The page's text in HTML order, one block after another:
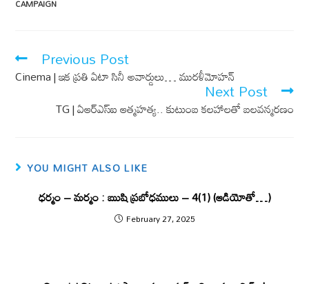
b
o
o
k
A
p
p
CAMPAIGN
Previous Post
Cinema | ఇక ప్ర‌తి ఏటా సినీ అవార్డులు… మురళీమోహన్
Next Post
TG | ఏఆర్​ఎస్ఐ ఆత్మహత్య.. కుటుంబ కలహాలతో బలవన్మరణం
YOU MIGHT ALSO LIKE
ధర్మం – మర్మం : ఋషి ప్రబోధములు – 4(1) (ఆడియోతో…)
February 27, 2025